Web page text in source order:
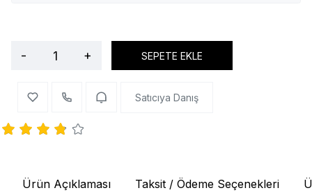
- + SEPETE EKLE
Satıcıya Danış
Ürün Açıklaması Taksit / Ödeme Seçenekleri